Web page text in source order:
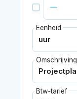
Eenheid
Omschrijving
Btw-tarief